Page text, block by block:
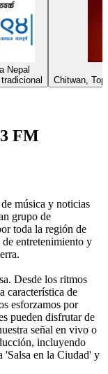
Nepal
Chitwan,
FM
música y noticias
grupo de
toda la región de
entretenimiento y
Desde los ritmos
característica de
esforzamos por
pueden disfrutar de
señal en vivo o
incluyendo
'Salsa en la Ciudad' y